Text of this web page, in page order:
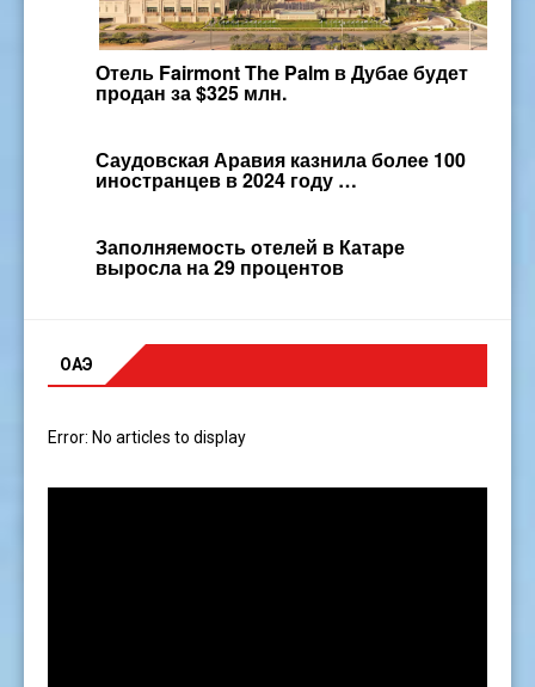
Отель Fairmont The Palm в Дубае будет
продан за $325 млн.
Саудовская Аравия казнила более 100
иностранцев в 2024 году …
Заполняемость отелей в Катаре
выросла на 29 процентов
ОАЭ
Error: No articles to display